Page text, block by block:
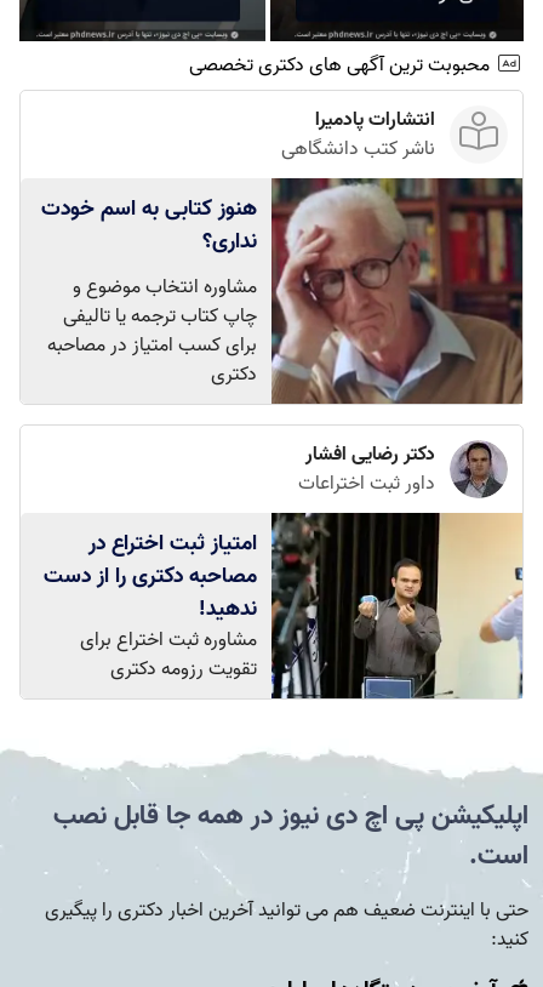
محبوبت ترین آگهی های دکتری تخصصی
انتشارات پادمیرا
ناشر کتب دانشگاهی
هنوز کتابی به اسم خودت
نداری؟
مشاوره انتخاب موضوع و
چاپ کتاب ترجمه یا تالیفی
برای کسب امتیاز در مصاحبه
دکتری
دکتر رضایی افشار
داور ثبت اختراعات
امتیاز ثبت اختراع در
مصاحبه دکتری را از دست
ندهید!
مشاوره ثبت اختراع برای
تقویت رزومه دکتری
اپلیکیشن پی اچ دی نیوز در همه جا قابل نصب
است.
حتی با اینترنت ضعیف هم می توانید آخرین اخبار دکتری را پیگیری
کنید: